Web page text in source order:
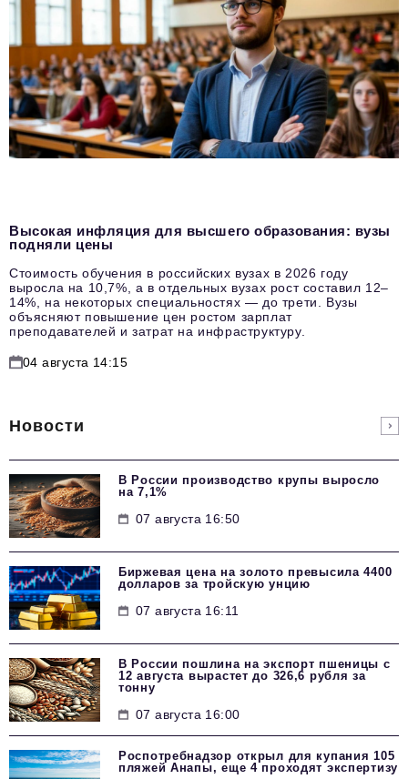
Высокая инфляция для высшего образования: вузы
подняли цены
Стоимость обучения в российских вузах в 2026 году
выросла на 10,7%, а в отдельных вузах рост составил 12–
14%, на некоторых специальностях — до трети. Вузы
объясняют повышение цен ростом зарплат
преподавателей и затрат на инфраструктуру.
04 августа 14:15
Новости
В России производство крупы выросло
на 7,1%
07 августа 16:50
Биржевая цена на золото превысила 4400
долларов за тройскую унцию
07 августа 16:11
В России пошлина на экспорт пшеницы с
12 августа вырастет до 326,6 рубля за
тонну
07 августа 16:00
Роспотребнадзор открыл для купания 105
пляжей Анапы, еще 4 проходят экспертизу